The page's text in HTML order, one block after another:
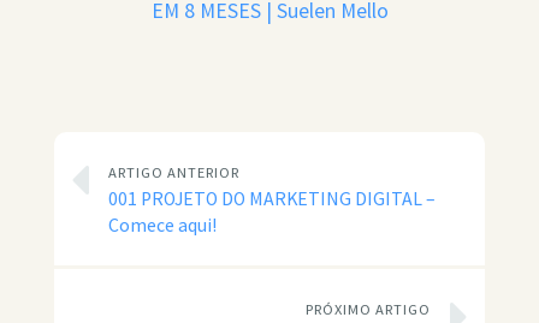
EM 8 MESES | Suelen Mello
ARTIGO ANTERIOR
001 PROJETO DO MARKETING DIGITAL –
Comece aqui!
PRÓXIMO ARTIGO